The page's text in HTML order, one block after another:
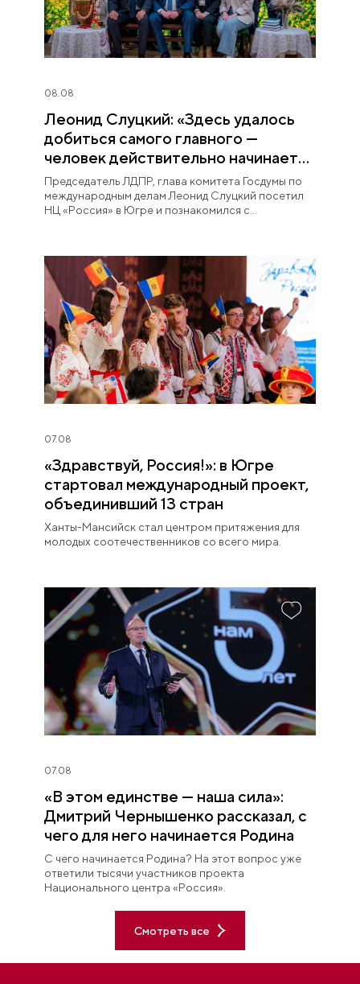
08.08
Леонид Слуцкий: «Здесь удалось
добиться самого главного —
человек действительно начинает
любить Югру»
Председатель ЛДПР, глава комитета Госдумы по
международным делам Леонид Слуцкий посетил
НЦ «Россия» в Югре и познакомился с
07.08
«Здравствуй, Россия!»: в Югре
стартовал международный проект,
объединивший 13 стран
Ханты-Мансийск стал центром притяжения для
молодых соотечественников со всего мира.
07.08
«В этом единстве — наша сила»:
Дмитрий Чернышенко рассказал, с
чего для него начинается Родина
С чего начинается Родина? На этот вопрос уже
ответили тысячи участников проекта
Национального центра «Россия».
Смотреть все